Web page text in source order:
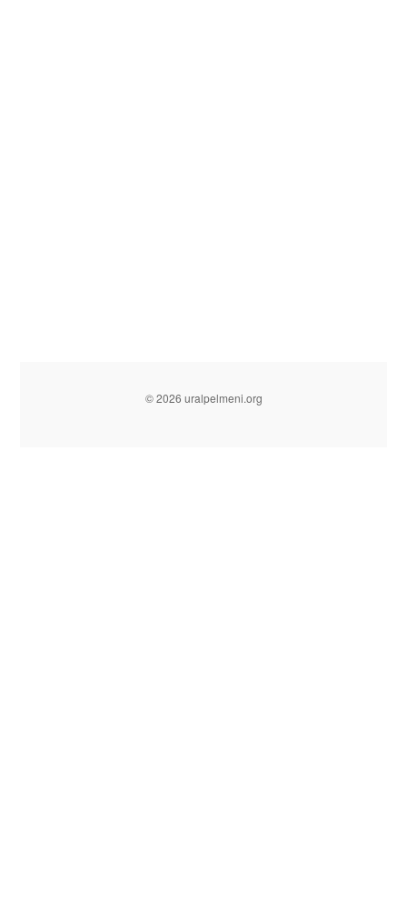
© 2026 uralpelmeni.org